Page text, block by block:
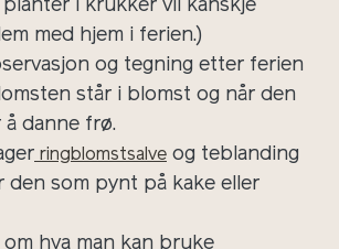
planter i krukker vil kanskje
med hjem i ferien.)
og tegning etter ferien
står i blomst og når den
å danne frø.
ringblomstsalve og teblanding
den som pynt på kake eller
hva man kan bruke